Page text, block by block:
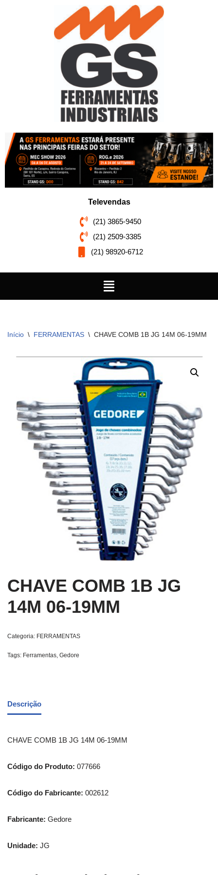
Televendas
(21) 3865-9450
(21) 2509-3385
(21) 98920-6712
Início \ FERRAMENTAS \ CHAVE COMB 1B JG 14M 06-19MM
CHAVE COMB 1B JG
14M 06-19MM
Categoria: FERRAMENTAS
Tags: Ferramentas, Gedore
Descrição
CHAVE COMB 1B JG 14M 06-19MM
Código do Produto: 077666
Código do Fabricante: 002612
Fabricante: Gedore
Unidade: JG